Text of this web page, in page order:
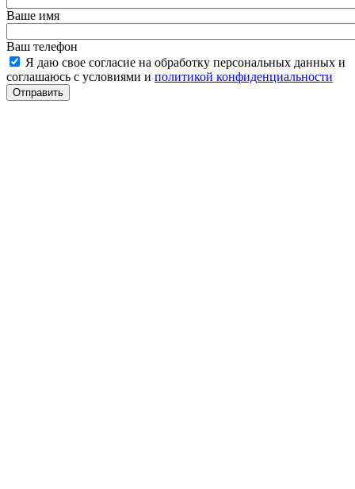
Ваше имя
Ваш телефон
Я даю свое согласие на обработку персональных данных и
соглашаюсь с условиями и политикой конфиденциальности
Отправить